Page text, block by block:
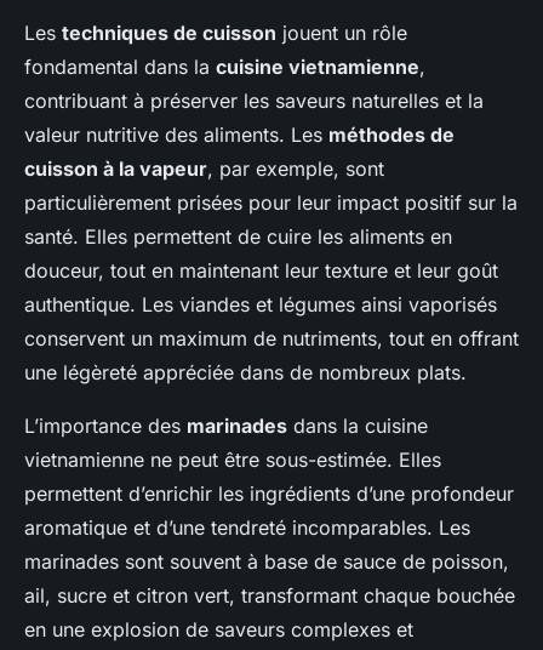
Les techniques de cuisson jouent un rôle
fondamental dans la cuisine vietnamienne,
contribuant à préserver les saveurs naturelles et la
valeur nutritive des aliments. Les méthodes de
cuisson à la vapeur, par exemple, sont
particulièrement prisées pour leur impact positif sur la
santé. Elles permettent de cuire les aliments en
douceur, tout en maintenant leur texture et leur goût
authentique. Les viandes et légumes ainsi vaporisés
conservent un maximum de nutriments, tout en offrant
une légèreté appréciée dans de nombreux plats.
L’importance des marinades dans la cuisine
vietnamienne ne peut être sous-estimée. Elles
permettent d’enrichir les ingrédients d’une profondeur
aromatique et d’une tendreté incomparables. Les
marinades sont souvent à base de sauce de poisson,
ail, sucre et citron vert, transformant chaque bouchée
en une explosion de saveurs complexes et